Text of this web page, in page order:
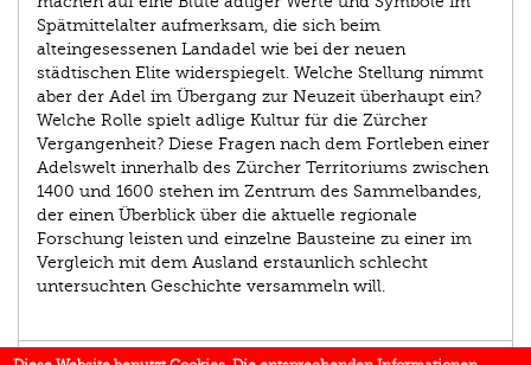
Spätmittelalter aufmerksam, die sich beim
alteingesessenen Landadel wie bei der neuen
städtischen Elite widerspiegelt. Welche Stellung nimmt
aber der Adel im Übergang zur Neuzeit überhaupt ein?
Welche Rolle spielt adlige Kultur für die Zürcher
Vergangenheit? Diese Fragen nach dem Fortleben einer
Adelswelt innerhalb des Zürcher Territoriums zwischen
1400 und 1600 stehen im Zentrum des Sammelbandes,
der einen Überblick über die aktuelle regionale
Forschung leisten und einzelne Bausteine zu einer im
Vergleich mit dem Ausland erstaunlich schlecht
untersuchten Geschichte versammeln will.